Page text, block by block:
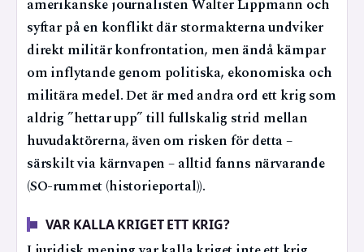
amerikanske journalisten Walter Lippmann och
syftar på en konflikt där stormakterna undviker
direkt militär konfrontation, men ändå kämpar
om inflytande genom politiska, ekonomiska och
militära medel. Det är med andra ord ett krig som
aldrig ”hettar upp” till fullskalig strid mellan
huvudaktörerna, även om risken för detta –
särskilt via kärnvapen – alltid fanns närvarande
(SO-rummet (historieportal)).
VAR KALLA KRIGET ETT KRIG?